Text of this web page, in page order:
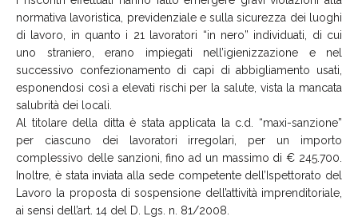
normativa lavoristica, previdenziale e sulla sicurezza dei luoghi
di lavoro, in quanto i 21 lavoratori “in nero” individuati, di cui
uno straniero, erano impiegati nell’igienizzazione e nel
successivo confezionamento di capi di abbigliamento usati,
esponendosi così a elevati rischi per la salute, vista la mancata
salubrità dei locali.
Al titolare della ditta è stata applicata la c.d. “maxi-sanzione”
per ciascuno dei lavoratori irregolari, per un importo
complessivo delle sanzioni, fino ad un massimo di € 245.700.
Inoltre, è stata inviata alla sede competente dell’Ispettorato del
Lavoro la proposta di sospensione dell’attività imprenditoriale,
ai sensi dell’art. 14 del D. Lgs. n. 81/2008.